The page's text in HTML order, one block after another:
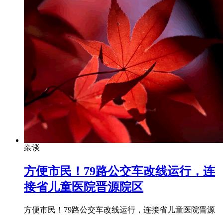
杂谈
​方便市民！79路公交车改线运行，连
接省儿童医院晋源院区
方便市民！79路公交车改线运行，连接省儿童医院晋源